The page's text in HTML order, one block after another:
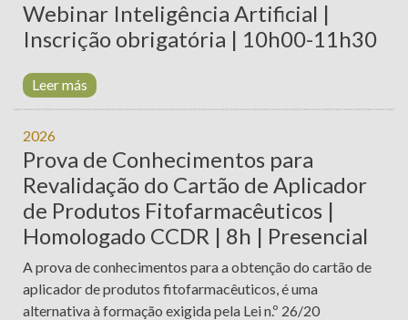
Webinar Inteligência Artificial |
Inscrição obrigatória | 10h00-11h30
Leer más
2026
Prova de Conhecimentos para
Revalidação do Cartão de Aplicador
de Produtos Fitofarmacêuticos |
Homologado CCDR | 8h | Presencial
A prova de conhecimentos para a obtenção do cartão de
aplicador de produtos fitofarmacêuticos, é uma
alternativa à formação exigida pela Lei n.º 26/20